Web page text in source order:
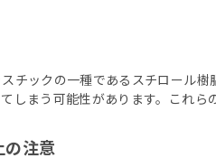
チックの一種であるスチロール
しまう可能性があります。これら
注意